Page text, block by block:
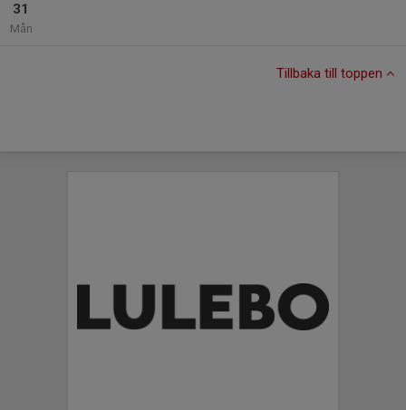
31
Mån
Tillbaka till toppen